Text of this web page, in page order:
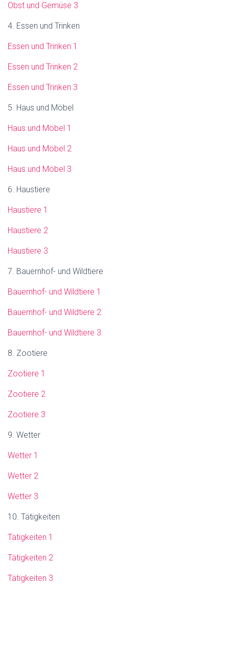
Obst und Gemüse 3
4. Essen und Trinken
Essen und Trinken 1
Essen und Trinken 2
Essen und Trinken 3
5. Haus und Möbel
Haus und Möbel 1
Haus und Möbel 2
Haus und Möbel 3
6. Haustiere
Haustiere 1
Haustiere 2
Haustiere 3
7. Bauernhof- und Wildtiere
Bauernhof- und Wildtiere 1
Bauernhof- und Wildtiere 2
Bauernhof- und Wildtiere 3
8. Zootiere
Zootiere 1
Zootiere 2
Zootiere 3
9. Wetter
Wetter 1
Wetter 2
Wetter 3
10. Tätigkeiten
Tätigkeiten 1
Tätigkeiten 2
Tätigkeiten 3